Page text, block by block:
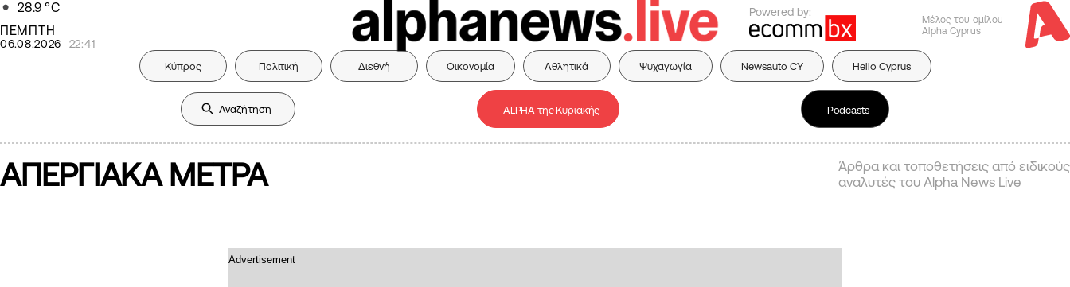
28.9 °C
ΠΕΜΠΤΗ
06.08.2026 22:41
Powered by:
Μέλος του ομίλου
Alpha Cyprus
Κύπρος Πολιτική Διεθνή Οικονομία Αθλητικά Ψυχαγωγία Newsauto CY Hello Cyprus
ALPHA της Κυριακής Podcasts
ΑΠΕΡΓΙΑΚΑ ΜΕΤΡΑ
Άρθρα και τοποθετήσεις από ειδικούς
αναλυτές του Alpha News Live